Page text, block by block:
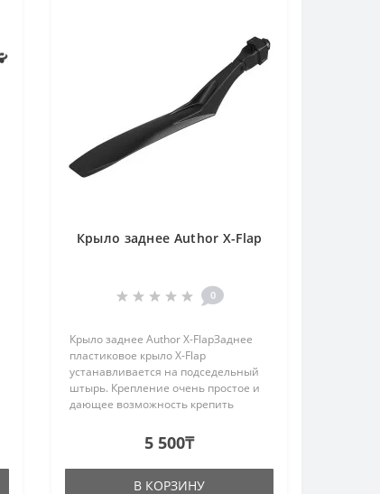
Крыло заднее Author X-Flap
0
Крыло заднее Author X-FlapЗаднее
пластиковое крыло X-Flap
устанавливается на подседельный
штырь. Крепление очень простое и
дающее возможность крепить
Подходит для велосипедов МТВ
типа с колесами диаметром
27,5"-29".Цвет: че..
5 500₸
В КОРЗИНУ